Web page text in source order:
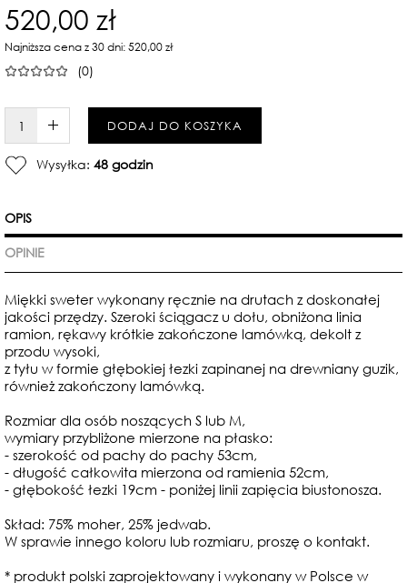
520,00 zł
Najniższa cena z 30 dni: 520,00 zł
(0)
W KOSZYKU :)DODAJ DO KOSZYKA
Wysyłka: 48 godzin
OPIS
OPINIE
Miękki sweter wykonany ręcznie na drutach z doskonałej
jakości przędzy. Szeroki ściągacz u dołu, obniżona linia
ramion, rękawy krótkie zakończone lamówką, dekolt z
przodu wysoki,
z tyłu w formie głębokiej łezki zapinanej na drewniany guzik,
również zakończony lamówką.
Rozmiar dla osób noszących S lub M,
wymiary przybliżone mierzone na płasko:
- szerokość od pachy do pachy 53cm,
- długość całkowita mierzona od ramienia 52cm,
- głębokość łezki 19cm - poniżej linii zapięcia biustonosza.
Skład: 75% moher, 25% jedwab.
W sprawie innego koloru lub rozmiaru, proszę o kontakt.
* produkt polski zaprojektowany i wykonany w Polsce w